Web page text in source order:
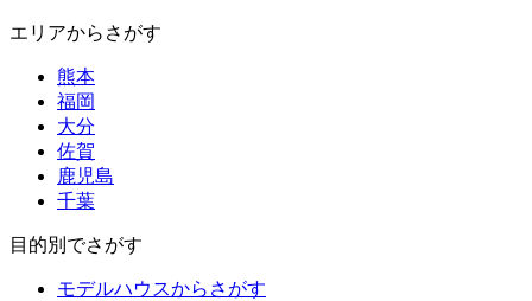
エリアからさがす
熊本
福岡
大分
佐賀
鹿児島
千葉
目的別でさがす
モデルハウスからさがす